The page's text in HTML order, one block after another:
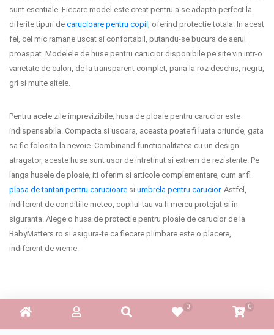
sunt esentiale. Fiecare model este creat pentru a se adapta perfect la
diferite tipuri de carucioare pentru copii, oferind protectie totala. In acest
fel, cel mic ramane uscat si confortabil, putandu-se bucura de aerul
proaspat. Modelele de huse pentru carucior disponibile pe site vin intr-o
varietate de culori, de la transparent complet, pana la roz deschis, negru,
gri si multe altele.
Pentru acele zile imprevizibile, husa de ploaie pentru carucior este
indispensabila. Compacta si usoara, aceasta poate fi luata oriunde, gata
sa fie folosita la nevoie. Combinand functionalitatea cu un design
atragator, aceste huse sunt usor de intretinut si extrem de rezistente. Pe
langa husele de ploaie, iti oferim si articole complementare, cum ar fi
plasa de tantari pentru carucioare si umbrela pentru carucior. Astfel,
indiferent de conditiile meteo, copilul tau va fi mereu protejat si in
siguranta. Alege o husa de protectie pentru ploaie de carucior de la
BabyMatters.ro si asigura-te ca fiecare plimbare este o placere,
indiferent de vreme.